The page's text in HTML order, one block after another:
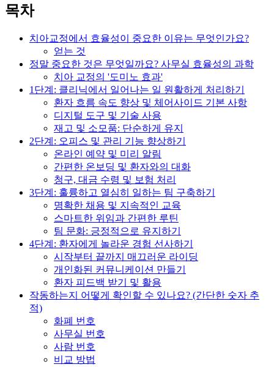
목차
치아교정에서 효율성이 중요한 이유는 무엇인가요?
얻는 것
정말 중요한 것은 무엇일까요? 사무실 효율성의 과학
치아 교정의 '도미노 효과'
1단계: 클리닉에서 일어나는 일 원활하게 처리하기
환자 흐름 속도 향상 및 체어사이드 기본 사항
디지털 도구 및 기술 사용
재고 및 소모품: 단순하게 유지
2단계: 오피스 및 관리 기능 향상하기
온라인 예약 및 미리 알림
간편한 온보딩 및 환자와의 대화
청구, 대금 수령 및 보험 처리
3단계: 훌륭하고 열심히 일하는 팀 구축하기
명확한 채용 및 지속적인 교육
스마트한 위임과 간편한 루틴
팀 문화: 긍정적으로 유지하기
4단계: 환자에게 놀라운 경험 선사하기
시작부터 끝까지 매끄러운 라이딩
개인화된 커뮤니케이션 만들기
환자 피드백 받기 및 활용
작동하는지 어떻게 확인할 수 있나요? (간단한 숫자 추
적)
화폐 번호
사무실 번호
사람 번호
비교 방법